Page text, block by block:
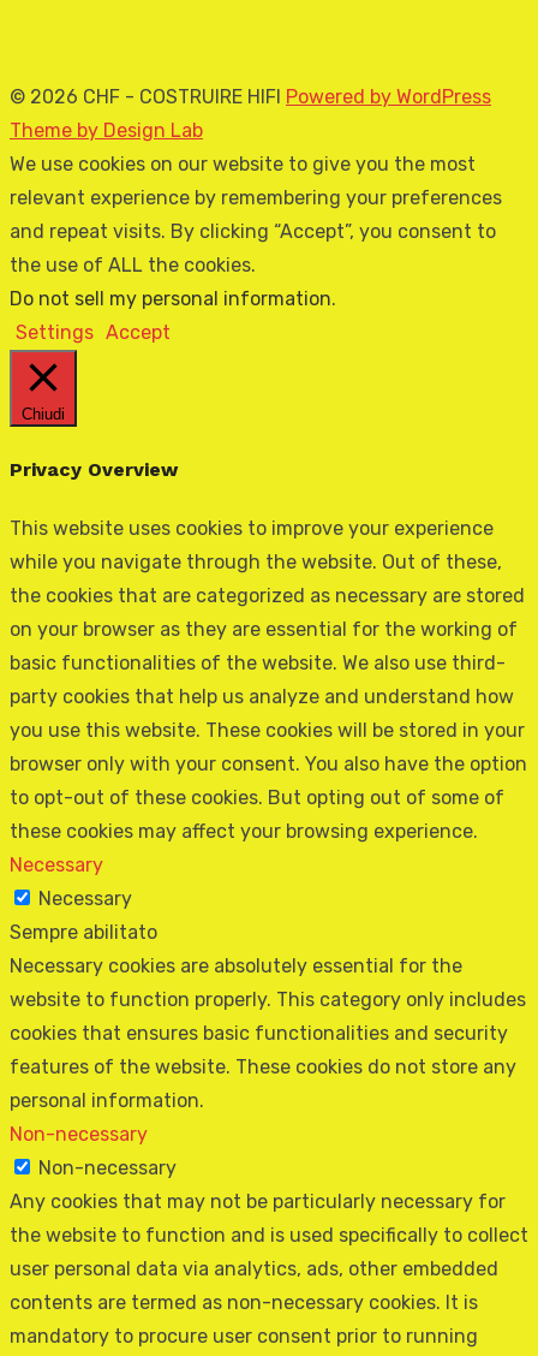
© 2026 CHF - COSTRUIRE HIFI Powered by WordPress
Theme by Design Lab
We use cookies on our website to give you the most
relevant experience by remembering your preferences
and repeat visits. By clicking “Accept”, you consent to
the use of ALL the cookies.
Do not sell my personal information.
Settings Accept
Chiudi
Privacy Overview
This website uses cookies to improve your experience
while you navigate through the website. Out of these,
the cookies that are categorized as necessary are stored
on your browser as they are essential for the working of
basic functionalities of the website. We also use third-
party cookies that help us analyze and understand how
you use this website. These cookies will be stored in your
browser only with your consent. You also have the option
to opt-out of these cookies. But opting out of some of
these cookies may affect your browsing experience.
Necessary
Necessary
Sempre abilitato
Necessary cookies are absolutely essential for the
website to function properly. This category only includes
cookies that ensures basic functionalities and security
features of the website. These cookies do not store any
personal information.
Non-necessary
Non-necessary
Any cookies that may not be particularly necessary for
the website to function and is used specifically to collect
user personal data via analytics, ads, other embedded
contents are termed as non-necessary cookies. It is
mandatory to procure user consent prior to running